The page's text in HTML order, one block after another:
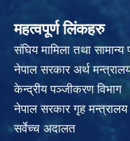
महत्वपूर्ण लिंकहरु
संघिय मामिला तथा
नेपाल सरकार अर्थ
केन्द्रीय पञ्जीकरण विभाग
नेपाल सरकार गृह मन्त्रालय
सर्वेच्च अदालत